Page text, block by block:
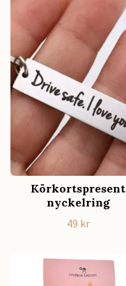
Körkortspresent
nyckelring
49 kr